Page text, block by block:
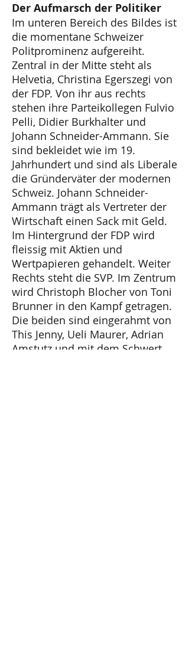
Der Aufmarsch der Politiker
Im unteren Bereich des Bildes ist
die momentane Schweizer
Politprominenz aufgereiht.
Zentral in der Mitte steht als
Helvetia, Christina Egerszegi von
der FDP. Von ihr aus rechts
stehen ihre Parteikollegen Fulvio
Pelli, Didier Burkhalter und
Johann Schneider-Ammann. Sie
sind bekleidet wie im 19.
Jahrhundert und sind als Liberale
die Gründerväter der modernen
Schweiz. Johann Schneider-
Ammann trägt als Vertreter der
Wirtschaft einen Sack mit Geld.
Im Hintergrund der FDP wird
fleissig mit Aktien und
Wertpapieren gehandelt. Weiter
Rechts steht die SVP. Im Zentrum
wird Christoph Blocher von Toni
Brunner in den Kampf getragen.
Die beiden sind eingerahmt von
This Jenny, Ueli Maurer, Adrian
Amstutz und mit dem Schwert